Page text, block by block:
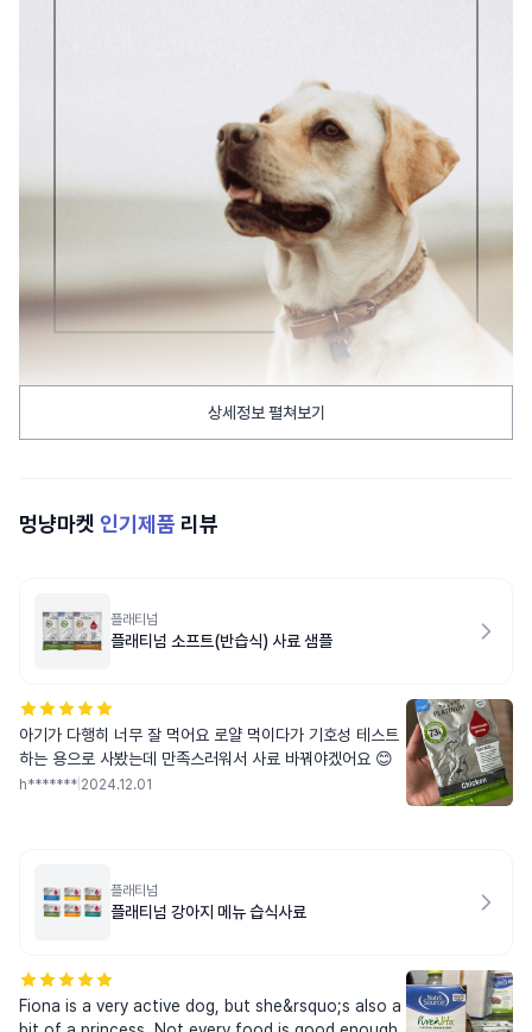
상세정보 펼쳐보기
멍냥마켓 인기제품 리뷰
플래티넘
플래티넘 소프트(반습식) 사료 샘플
아기가 다행히 너무 잘 먹어요 로얄 먹이다가 기호성 테스트
하는 용으로 사봤는데 만족스러워서 사료 바꿔야겠어요 😊
h******* 2024.12.01
플래티넘
플래티넘 강아지 메뉴 습식사료
Fiona is a very active dog, but she&rsquo;s also a